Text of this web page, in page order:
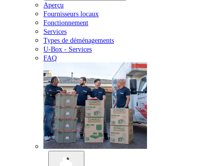
Aperçu
Fournisseurs locaux
Fonctionnement
Services
Types de déménagements
U-Box - Services
FAQ